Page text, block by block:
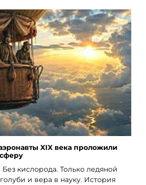
XIX века проложили
кислорода. Только ледяной
и вера в науку. История